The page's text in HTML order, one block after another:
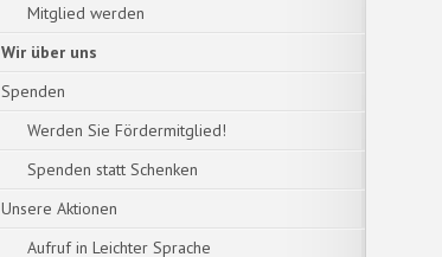
Mitglied werden
Wir über uns
Spenden
Werden Sie Fördermitglied!
Spenden statt Schenken
Unsere Aktionen
Aufruf in Leichter Sprache